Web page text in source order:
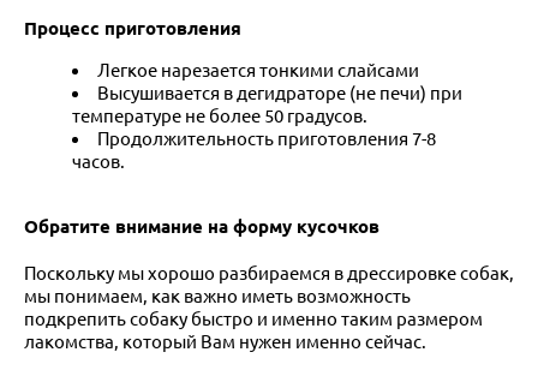
Процесс приготовления
Легкое нарезается тонкими слайсами
Высушивается в дегидраторе (не печи) при
температуре не более 50 градусов.
Продолжительность приготовления 7-8
часов.
Обратите внимание на форму кусочков
Поскольку мы хорошо разбираемся в дрессировке собак,
мы понимаем, как важно иметь возможность
подкрепить собаку быстро и именно таким размером
лакомства, который Вам нужен именно сейчас.